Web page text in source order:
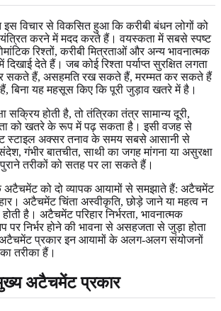
विचार से विकसित हुआ कि करीबी बंधन लोगों को
करने में मदद करते हैं। वयस्कता में सबसे स्पष्ट
रिश्तों, करीबी मित्रताओं और अन्य भावनात्मक
देते हैं। जब कोई रिश्ता पर्याप्त सुरक्षित लगता
सकते हैं, असहमति रख सकते हैं, मरम्मत कर सकते हैं
बिना यह महसूस किए कि पूरी जुड़ाव खतरे में है।
होती है, तो तंत्रिका तंत्र सामान्य दूरी,
को खतरे के रूप में पढ़ सकता है। इसी वजह से
स्टाइल अक्सर तनाव के समय सबसे आसानी से
गंभीर बातचीत, साथी का जगह मांगना या असुरक्षा
पुराने तरीकों को सतह पर ला सकते हैं।
अटैचमेंट को दो व्यापक आयामों से समझाते हैं: अटैचमेंट
अटैचमेंट चिंता अस्वीकृति, छोड़े जाने या महत्व न
है। अटैचमेंट परिहार निर्भरता, भावनात्मक
निर्भर होने की भावना से असहजता से जुड़ा होता
अटैचमेंट प्रकार इन आयामों के अलग-अलग संयोजनों
तरीका हैं।
अटैचमेंट प्रकार